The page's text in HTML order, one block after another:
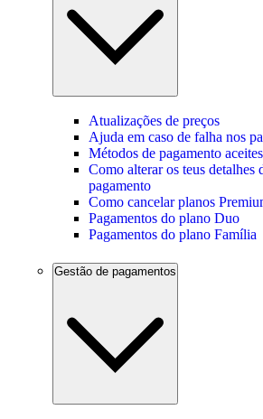
Atualizações de preços
Ajuda em caso de falha nos
Métodos de pagamento aceites
Como alterar os teus detalhes
pagamento
Como cancelar planos
Pagamentos do plano Duo
Pagamentos do plano Família
Gestão de pagamentos